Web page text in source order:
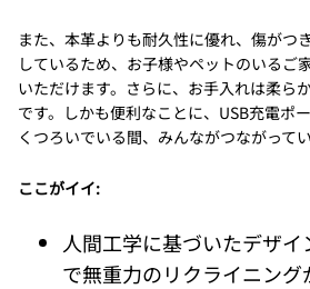
また、本革よりも耐久性に優れ、傷がつ
しているため、お子様やペットのいるご
いただけます。さらに、お手入れは柔ら
です。しかも便利なことに、USB充電ポ
くつろいでいる間、みんながつながって
ここがイイ:
人間工学に基づいたデザイ
で無重力のリクライニング